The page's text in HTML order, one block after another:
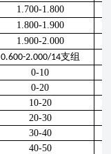
1.700-1.800
1.800-1.900
1.900-2.000
0.600-2.000/14支组
0-10
0-20
10-20
20-30
30-40
40-50